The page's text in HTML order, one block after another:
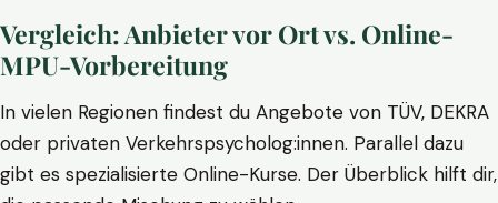
Vergleich: Anbieter vor Ort vs. Online-
MPU-Vorbereitung
In vielen Regionen findest du Angebote von TÜV, DEKRA
oder privaten Verkehrspsycholog:innen. Parallel dazu
gibt es spezialisierte Online-Kurse. Der Überblick hilft dir,